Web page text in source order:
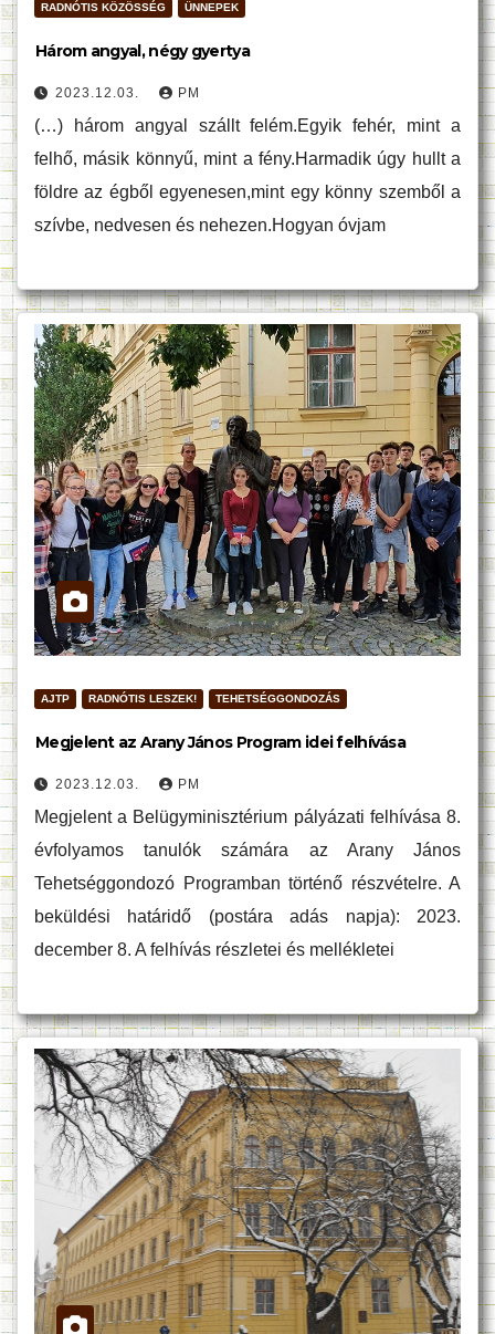
RADNÓTIS KÖZÖSSÉG ÜNNEPEK
Három angyal, négy gyertya
2023.12.03. PM
(…) három angyal szállt felém.Egyik fehér, mint a
felhő, másik könnyű, mint a fény.Harmadik úgy hullt a
földre az égből egyenesen,mint egy könny szemből a
szívbe, nedvesen és nehezen.Hogyan óvjam
AJTP RADNÓTIS LESZEK! TEHETSÉGGONDOZÁS
Megjelent az Arany János Program idei felhívása
2023.12.03. PM
Megjelent a Belügyminisztérium pályázati felhívása 8.
évfolyamos tanulók számára az Arany János
Tehetséggondozó Programban történő részvételre. A
beküldési határidő (postára adás napja): 2023.
december 8. A felhívás részletei és mellékletei